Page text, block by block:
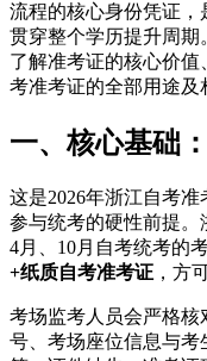
流程的核心身份凭证，
贯穿整个学历提升周期
了解准考证的核心价
考准考证的全部用途及
一、核心基础
这是2026年浙江自考
参与统考的硬性前提
4月、10月自考统考的
+纸质自考准考证 ，方
考场监考人员会严格
号、考场座位信息与